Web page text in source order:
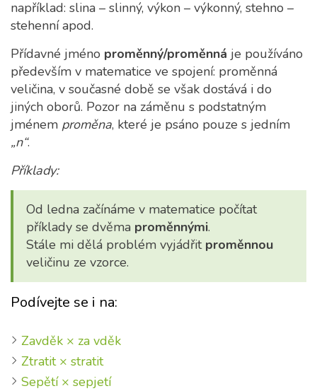
například: slina – slinný, výkon – výkonný, stehno –
stehenní apod.
Přídavné jméno proměnný/proměnná je používáno
především v matematice ve spojení: proměnná
veličina, v současné době se však dostává i do
jiných oborů. Pozor na záměnu s podstatným
jménem proměna, které je psáno pouze s jedním
„n“.
Příklady:
Od ledna začínáme v matematice počítat
příklady se dvěma proměnnými.
Stále mi dělá problém vyjádřit proměnnou
veličinu ze vzorce.
Podívejte se i na:
Zavděk × za vděk
Ztratit × stratit
Sepětí × sepjetí